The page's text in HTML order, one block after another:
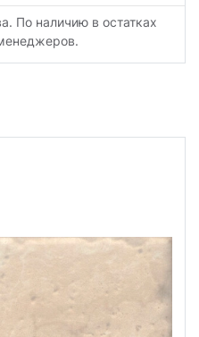
По наличию в остатках